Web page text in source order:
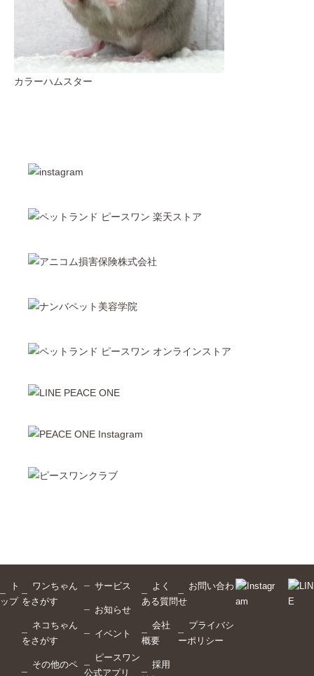
カラーハムスター
ト
ップ
ワンちゃん
をさがす
ネコちゃん
をさがす
その他のペ
サービス
お知らせ
イベント
ピースワン
公式アプリ
よく
ある質問
会社
概要
採用
お問い合わ
せ
プライバシ
ーポリシー